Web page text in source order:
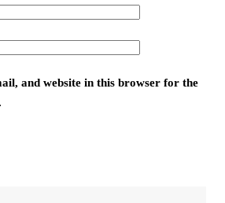
and website in this browser for the